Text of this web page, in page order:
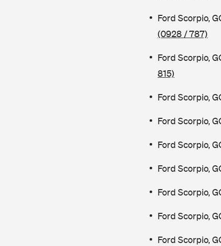
Ford Scorpio,
(0928 / 787)
Ford Scorpio,
815)
Ford Scorpio,
Ford Scorpio,
Ford Scorpio,
Ford Scorpio,
Ford Scorpio,
Ford Scorpio,
Ford Scorpio,